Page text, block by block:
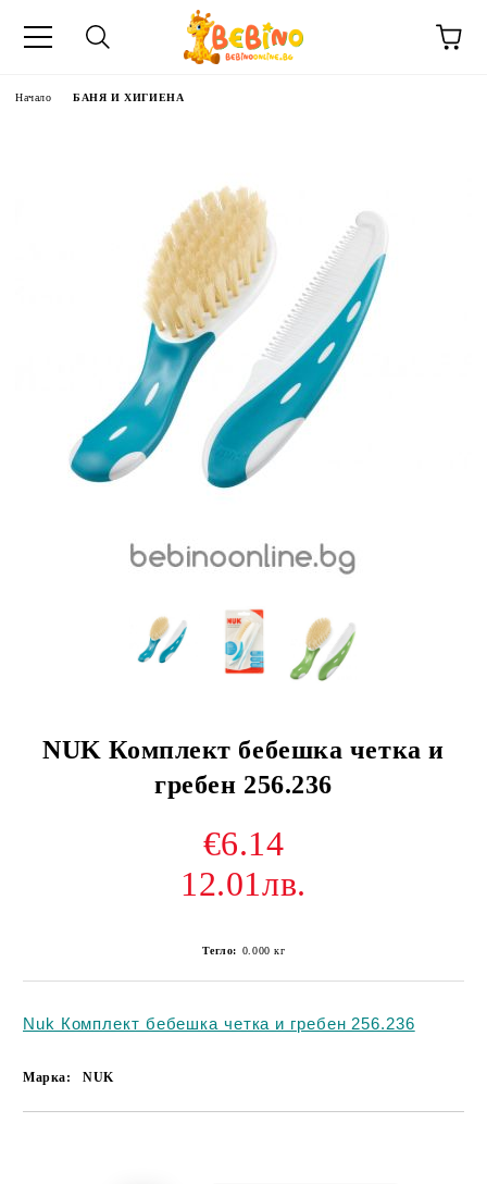
Начало БАНЯ И ХИГИЕНА
NUK Комплект бебешка четка и
гребен 256.236
€6.14
12.01лв.
Тегло: 0.000 кг
Nuk Комплект бебешка четка и гребен 256.236
Марка: NUK